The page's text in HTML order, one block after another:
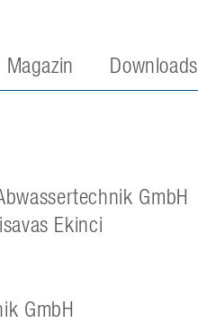
GmbH
Ekinci
GmbH
Magazin Downloads